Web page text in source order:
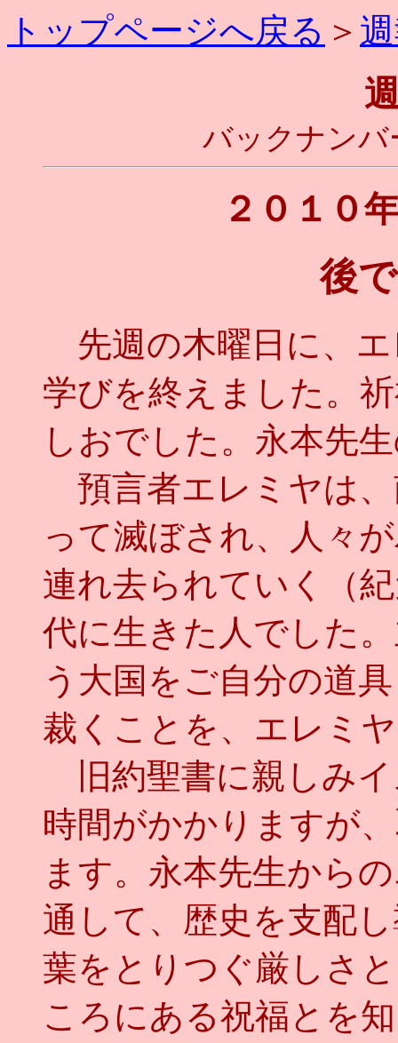
トップページへ戻る ＞
バックナンバ
２０１
後
先週の木曜日に、
学びを終えました。
しおでした。永本先
預言者エレミヤは
って滅ぼされ、人々
連れ去られていく（
代に生きた人でした
う大国をご自分の道
裁くことを、エレミ
旧約聖書に親しみ
時間がかかりますが
ます。永本先生から
通して、歴史を支配
葉をとりつぐ厳しさ
ころにある祝福とを